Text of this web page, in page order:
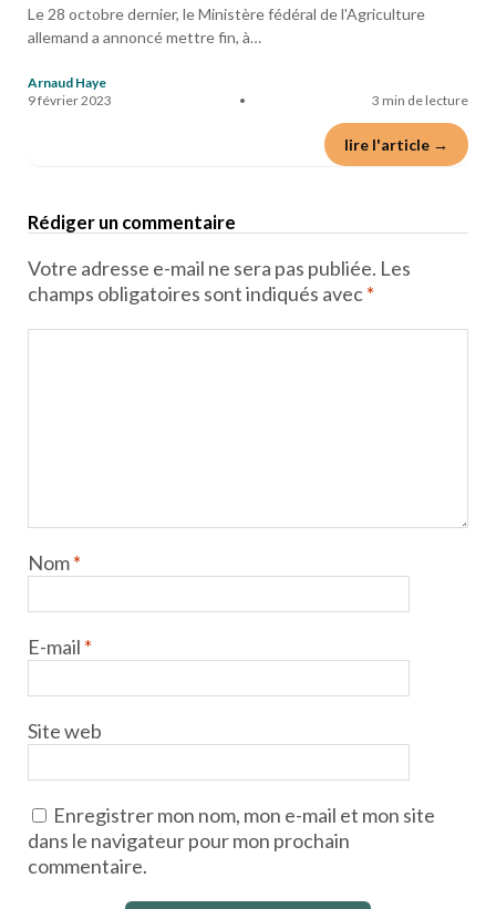
Le 28 octobre dernier, le Ministère fédéral de l'Agriculture
allemand a annoncé mettre fin, à…
Arnaud Haye
9 février 2023
• 3 min de lecture
lire l'article →
Rédiger un commentaire
Votre adresse e-mail ne sera pas publiée. Les
champs obligatoires sont indiqués avec*
Nom*
E-mail *
Site web
Enregistrer mon nom, mon e-mail et mon site
dans le navigateur pour mon prochain
commentaire.